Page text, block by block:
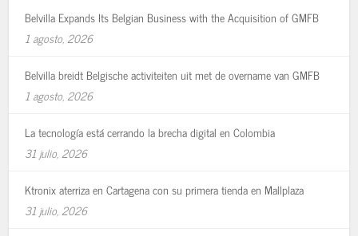
Belvilla Expands Its Belgian Business with the Acquisition of GMFB
1 agosto, 2026
Belvilla breidt Belgische activiteiten uit met de overname van GMFB
1 agosto, 2026
La tecnología está cerrando la brecha digital en Colombia
31 julio, 2026
Ktronix aterriza en Cartagena con su primera tienda en Mallplaza
31 julio, 2026